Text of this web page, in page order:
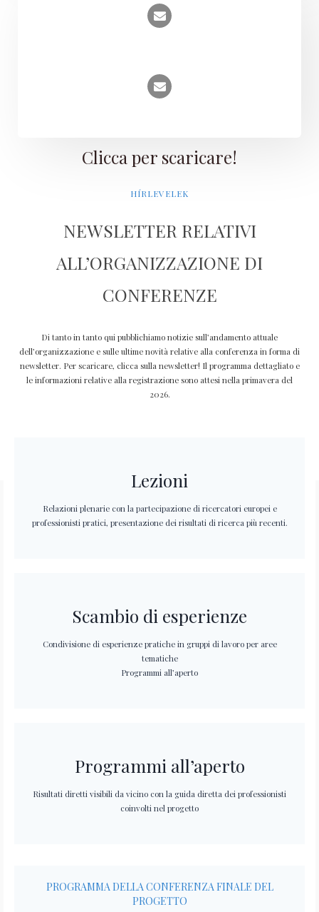
Clicca per scaricare!
HÍRLEVELEK
NEWSLETTER RELATIVI
ALL’ORGANIZZAZIONE DI
CONFERENZE
Di tanto in tanto qui pubblichiamo notizie sull’andamento attuale
dell’organizzazione e sulle ultime novità relative alla conferenza in forma di
newsletter. Per scaricare, clicca sulla newsletter! Il programma dettagliato e
le informazioni relative alla registrazione sono attesi nella primavera del
2026.
Lezioni
Relazioni plenarie con la partecipazione di ricercatori europei e
professionisti pratici, presentazione dei risultati di ricerca più recenti.
Scambio di esperienze
Condivisione di esperienze pratiche in gruppi di lavoro per aree
tematiche
Programmi all’aperto
Programmi all’aperto
Risultati diretti visibili da vicino con la guida diretta dei professionisti
coinvolti nel progetto
PROGRAMMA DELLA CONFERENZA FINALE DEL
PROGETTO